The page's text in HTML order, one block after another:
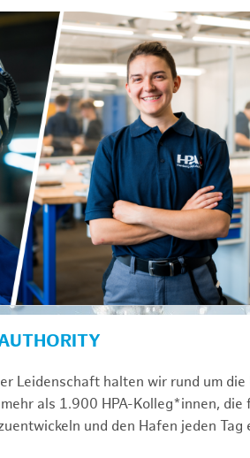
Leidenschaft halten wir rund um
als 1.900 HPA-Kolleg*innen,
und den Hafen jeden